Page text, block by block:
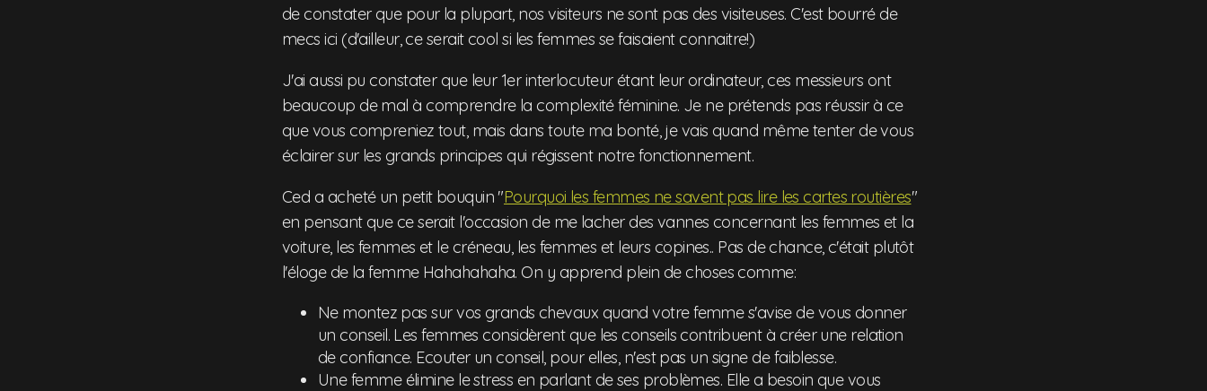
de constater que pour la plupart, nos visiteurs ne sont pas des visiteuses. C'est bourré de
mecs ici (d'ailleur, ce serait cool si les femmes se faisaient connaitre!)
J'ai aussi pu constater que leur 1er interlocuteur étant leur ordinateur, ces messieurs ont
beaucoup de mal à comprendre la complexité féminine. Je ne prétends pas réussir à ce
que vous compreniez tout, mais dans toute ma bonté, je vais quand même tenter de vous
éclairer sur les grands principes qui régissent notre fonctionnement.
Ced a acheté un petit bouquin "Pourquoi les femmes ne savent pas lire les cartes routières"
en pensant que ce serait l'occasion de me lacher des vannes concernant les femmes et la
voiture, les femmes et le créneau, les femmes et leurs copines.. Pas de chance, c'était plutôt
l'éloge de la femme Hahahahaha. On y apprend plein de choses comme:
Ne montez pas sur vos grands chevaux quand votre femme s'avise de vous donner
un conseil. Les femmes considèrent que les conseils contribuent à créer une relation
de confiance. Ecouter un conseil, pour elles, n'est pas un signe de faiblesse.
Une femme élimine le stress en parlant de ses problèmes. Elle a besoin que vous